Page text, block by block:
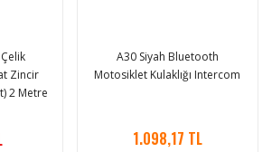
Zincir
2 Metre
A30 Siyah Bluetooth
Motosiklet Kulaklığı Intercom
1.098,17 TL